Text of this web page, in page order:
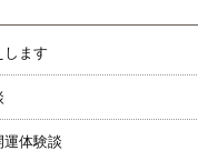
します
運体験談